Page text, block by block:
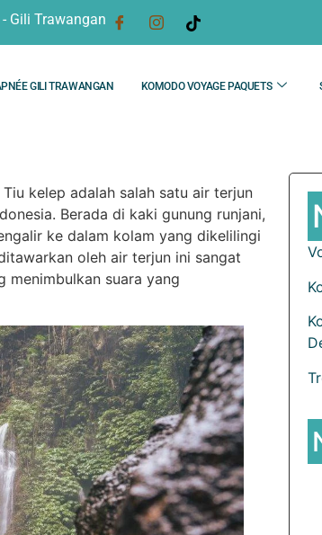
Gili Trawangan
GILI TRAWANGAN KOMODO VOYAGE PAQUETS
Tiu kelep adalah salah satu air terjun
Berada di kaki gunung runjani,
ke dalam kolam yang dikelilingi
oleh air terjun ini sangat
menimbulkan suara yang